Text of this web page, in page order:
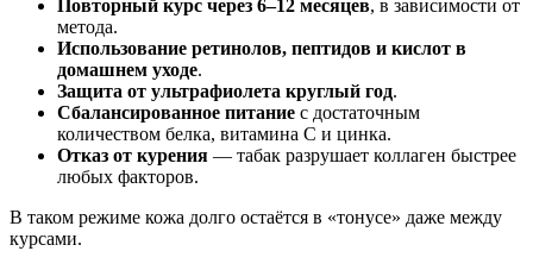
Повторный курс через 6–12 месяцев, в зависимости от
метода.
Использование ретинолов, пептидов и кислот в
домашнем уходе.
Защита от ультрафиолета круглый год.
Сбалансированное питание с достаточным
количеством белка, витамина C и цинка.
Отказ от курения — табак разрушает коллаген быстрее
любых факторов.
В таком режиме кожа долго остаётся в «тонусе» даже между
курсами.